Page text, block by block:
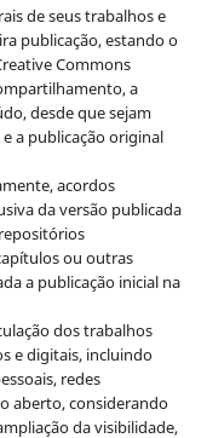
de seus trabalhos e
publicação, estando o
Commons
a
desde que sejam
a publicação original
acordos
da versão publicada
ou outras
a publicação inicial na
dos trabalhos
e digitais, incluindo
redes
aberto, considerando
da visibilidade,